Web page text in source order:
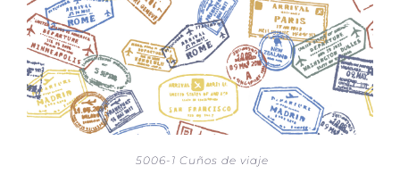
5006-1 Cuños de viaje